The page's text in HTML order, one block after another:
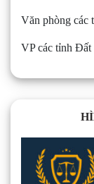
Văn phòng các
VP các tỉnh